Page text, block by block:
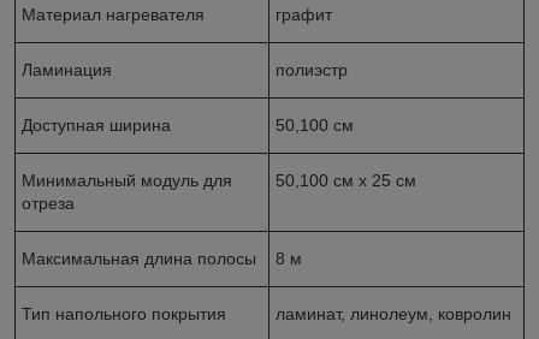
Материал нагревателя графит
Ламинация полиэстр
Доступная ширина 50,100 см
Минимальный модуль для
отреза
50,100 см x 25 см
Максимальная длина полосы 8 м
Тип напольного покрытия ламинат, линолеум, ковролин